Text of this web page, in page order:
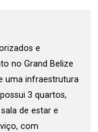
e
no Grand Belize
uma infraestrutura
3 quartos,
de estar e
com